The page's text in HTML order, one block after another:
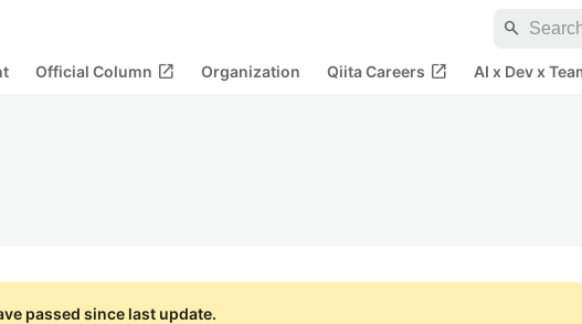
search
Official Column open_in_new Organization Qiita Careers open_in_new AI x Dev x
passed since last update.